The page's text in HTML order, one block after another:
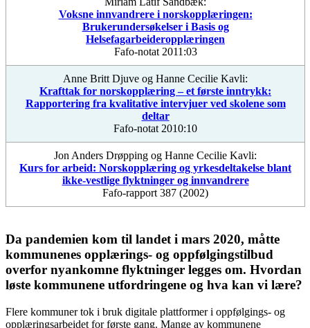
Voksne innvandrere i norskopplæringen:
Brukerundersøkelser i Basis og
Helsefagarbeideropplæringen
Fafo-notat 2011:03
Anne Britt Djuve og Hanne Cecilie Kavli:
Krafttak for norskopplæring – et første inntrykk:
Rapportering fra kvalitative intervjuer ved skolene som
deltar
Fafo-notat 2010:10
Jon Anders Drøpping og Hanne Cecilie Kavli:
Kurs for arbeid: Norskopplæring og yrkesdeltakelse blant
ikke-vestlige flyktninger og innvandrere
Fafo-rapport 387 (2002)
Da pandemien kom til landet i mars 2020, måtte
kommunenes opplærings- og oppfølgingstilbud
overfor nyankomne flyktninger legges om. Hvordan
løste kommunene utfordringene og hva kan vi lære?
Flere kommuner tok i bruk digitale plattformer i oppfølgings- og
opplæringsarbeidet for første gang. Mange av kommunene